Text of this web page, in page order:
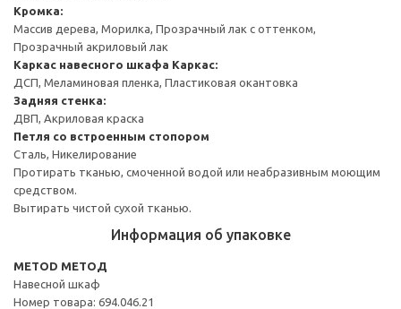
Кромка:
Массив дерева, Морилка, Прозрачный лак с оттенком,
Прозрачный акриловый лак
Каркас навесного шкафа Каркас:
ДСП, Меламиновая пленка, Пластиковая окантовка
Задняя стенка:
ДВП, Акриловая краска
Петля со встроенным стопором
Сталь, Никелирование
Протирать тканью, смоченной водой или неабразивным моющим
средством.
Вытирать чистой сухой тканью.
Информация об упаковке
METOD МЕТОД
Навесной шкаф
Номер товара: 694.046.21